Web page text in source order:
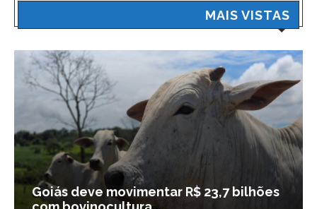
MAIS VISTAS
Goiás deve movimentar R$ 23,7 bilhões